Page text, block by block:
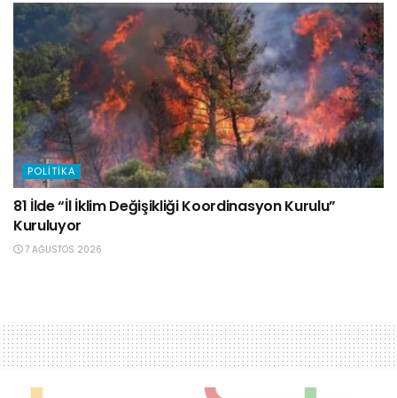
POLITIKA
81 İlde “İl İklim Değişikliği Koordinasyon Kurulu”
Kuruluyor
7 AĞUSTOS 2026